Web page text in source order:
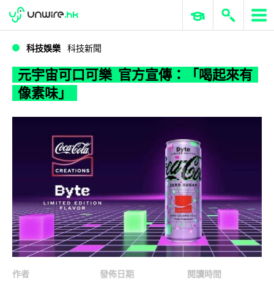
WWDC 2026 ERP 與商業 AI
科技娛樂 科技新聞
元宇宙可口可樂 官方宣傳：「喝起來有
像素味」
作者
發佈日期
閱讀時間